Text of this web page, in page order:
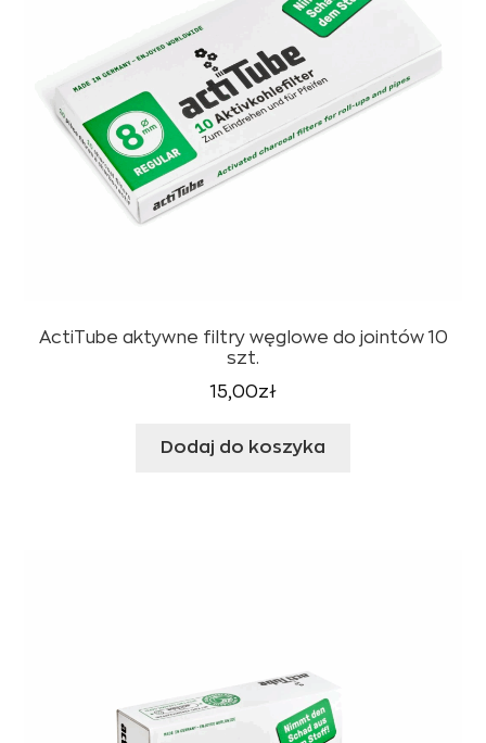
ActiTube aktywne filtry węglowe do jointów 10
szt.
15,00zł
Dodaj do koszyka